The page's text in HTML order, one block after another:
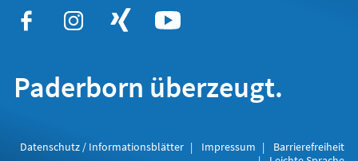
Paderborn überzeugt.
Datenschutz / Informationsblätter Impressum
Barrierefreiheit